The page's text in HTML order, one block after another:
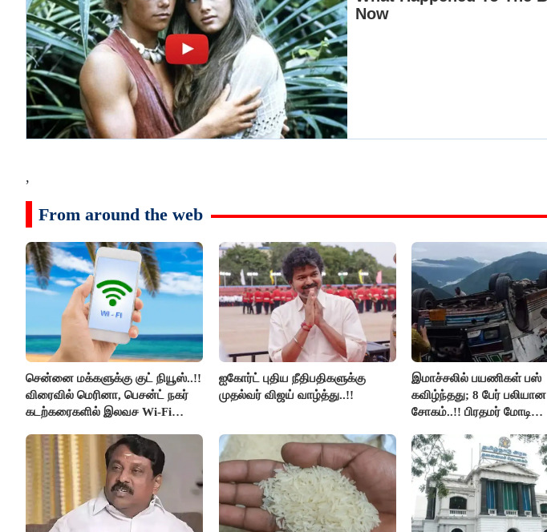
,
From around the web
சென்னை மக்களுக்கு குட் நியூஸ்..!!
விரைவில் மெரினா, பெசன்ட் நகர்
கடற்கரைகளில் இலவச Wi-Fi
ஐகோர்ட் புதிய நீதிபதிகளுக்கு
முதல்வர் விஜய் வாழ்த்து..!!
இமாச்சலில் பயணிகள் பஸ்
கவிழ்ந்தது; 8 பேர் பலியான
சோகம்..!! பிரதமர் மோடி